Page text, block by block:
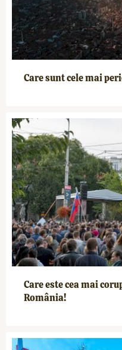
Care sunt cele mai
Care este cea mai
România!